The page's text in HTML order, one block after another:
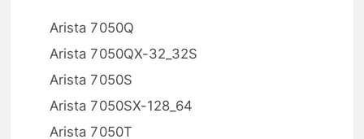
Arista 7050Q
Arista 7050QX-32_32S
Arista 7050S
Arista 7050SX-128_64
Arista 7050T